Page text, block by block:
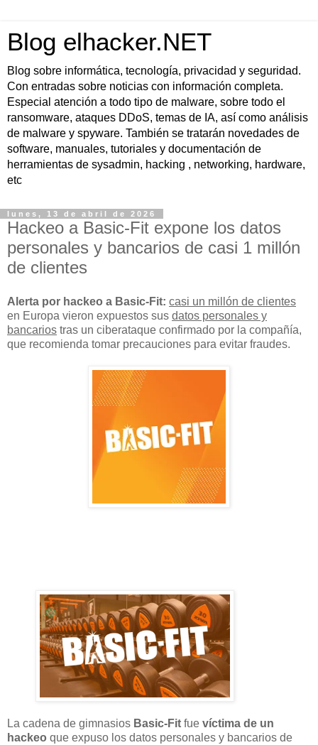
Blog elhacker.NET
Blog sobre informática, tecnología, privacidad y seguridad.
Con entradas sobre noticias con información completa.
Especial atención a todo tipo de malware, sobre todo el
ransomware, ataques DDoS, temas de IA, así como análisis
de malware y spyware. También se tratarán novedades de
software, manuales, tutoriales y documentación de
herramientas de sysadmin, hacking , networking, hardware,
etc
lunes, 13 de abril de 2026
Hackeo a Basic-Fit expone los datos
personales y bancarios de casi 1 millón
de clientes
Alerta por hackeo a Basic-Fit: casi un millón de clientes
en Europa vieron expuestos sus datos personales y
bancarios tras un ciberataque confirmado por la compañía,
que recomienda tomar precauciones para evitar fraudes.
La cadena de gimnasios Basic-Fit fue víctima de un
hackeo que expuso los datos personales y bancarios de